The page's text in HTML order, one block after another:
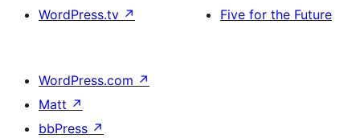
WordPress.tv ↗
Five for the Future
WordPress.com ↗
Matt ↗
bbPress ↗